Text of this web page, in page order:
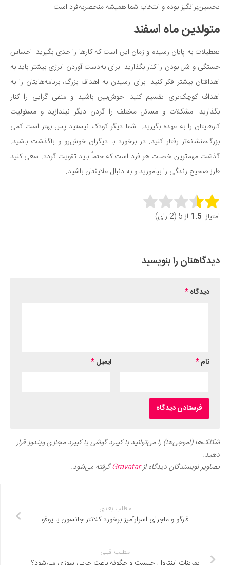
تحسین‌برانگیز بوده و انتخاب شما همیشه منحصربه‌فرد است.
متولدین ماه اسفند
تعطیلات به پایان رسیده و زمان این است که کارها را جدی بگیرید. احساس
خستگی و شل بودن را کنار بگذارید. برای به‌دست آوردن انرژی بیشتر باید به
اهدافتان بیشتر فکر کنید. برای رسیدن به اهداف بزرگ، برنامه‌هایتان را به
اهداف کوچک‌تری تقسیم کنید. خوش‌بین باشید و منفی گرایی را کنار
بگذارید. مشکلات و مسائل مختلف را گردن دیگر نیندازید و مسئولیت
کارهایتان را به عهده بگیرید. شما دیگر کودک نیستید پس بهتر است کمی
بزرگ‌منشانه‌تر رفتار کنید. در برخورد با دیگران خوش‌رو و باگذشت باشید.
گذشت مهم‌ترین خصلت هر فرد است که حتماً باید تقویت گردد. سعی کنید
طرز صحیح زندگی را بیاموزید و به دنبال علایقتان باشید.
Rate this item:
امتیاز: 1.5 از 5 (2 رای)
دیدگاهتان را بنویسید
دیدگاه*
نام* ایمیل*
شکلک‌ها (اموجی‌ها) را می‌توانید با کیبرد گوشی یا کیبرد مجازی ویندوز قرار
دهید.
تصاویر نویسندگان دیدگاه ازGravatarگرفته می‌شود.
مطلب بعدی
فارگو و ماجرای اسرارآمیز برخورد کلانتر جانسون با یوفو
مطلب قبلی